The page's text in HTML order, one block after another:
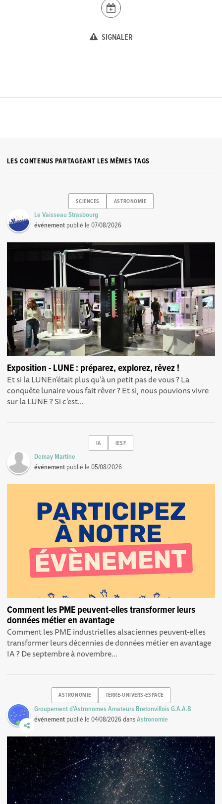
SIGNALER
LES CONTENUS PARTAGEANT LES MÊMES TAGS
SCIENCES ASTRONOMIE
Le Vaisseau Strasbourg
événement publié le07/08/2026
Exposition - LUNE : préparez, explorez, rêvez !
Et si la LUNEn’était plus qu’à un petit pas de vous ? La
conquête lunaire vous fait rêver ? Et si, nous pouvions vivre
sur la LUNE ? Si c'est...
IA IESF
Demay Martine
événement publié le05/08/2026
Comment les PME peuvent-elles transformer leurs
données métier en avantage
Comment les PME industrielles alsaciennes peuvent-elles
transformer leurs décennies de données métier en avantage
IA ? De septembre à novembre...
ASTRONOMIE TERRE-UNIVERS-ESPACE
Groupement d'Astronomes Amateurs Bretonvillois G.A.A.B
événement publié le04/08/2026dansAstronomie